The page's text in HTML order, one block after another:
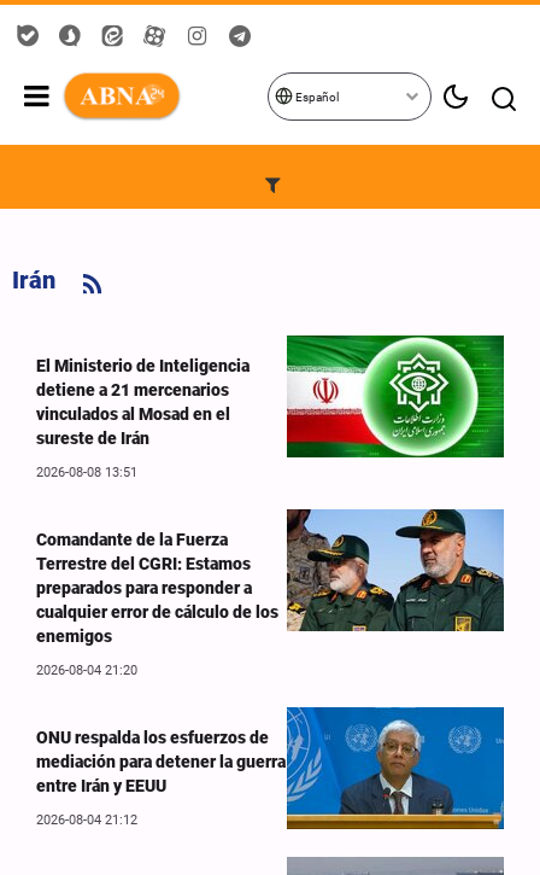
Español
Irán
El Ministerio de Inteligencia
detiene a 21 mercenarios
vinculados al Mosad en el
sureste de Irán
2026-08-08 13:51
Comandante de la Fuerza
Terrestre del CGRI: Estamos
preparados para responder a
cualquier error de cálculo de los
enemigos
2026-08-04 21:20
ONU respalda los esfuerzos de
mediación para detener la guerra
entre Irán y EEUU
2026-08-04 21:12